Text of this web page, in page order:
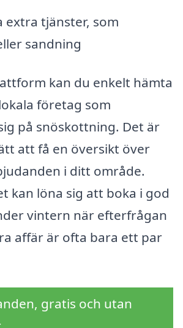
extra tjänster, som
sandning
kan du enkelt hämta
företag som
på snöskottning. Det är
att få en översikt över
i ditt område.
kan löna sig att boka i god
vintern när efterfrågan
affär är ofta bara ett par
gratis och utan